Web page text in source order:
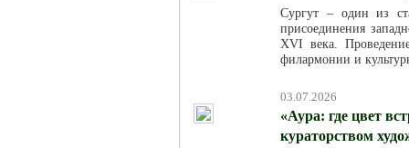
Сургут – один из
присоединения
XVI века.
филармонии и
03.07.2026
«Аура: где цвет
кураторством